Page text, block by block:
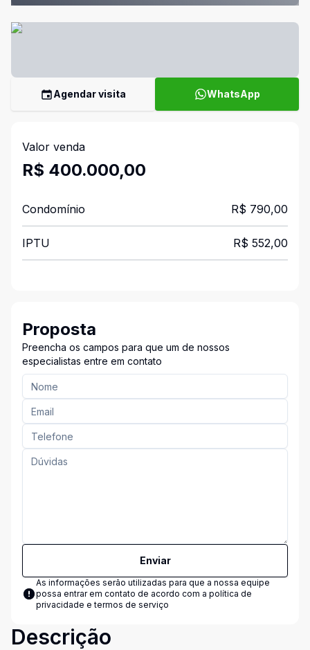
Agendar visita WhatsApp
Valor venda
R$ 400.000,00
Condomínio R$ 790,00
IPTU R$ 552,00
Proposta
Preencha os campos para que um de nossos
especialistas entre em contato
Enviar
As informações serão utilizadas para que a nossa equipe
possa entrar em contato de acordo com a política de
privacidade e termos de serviço
Descrição